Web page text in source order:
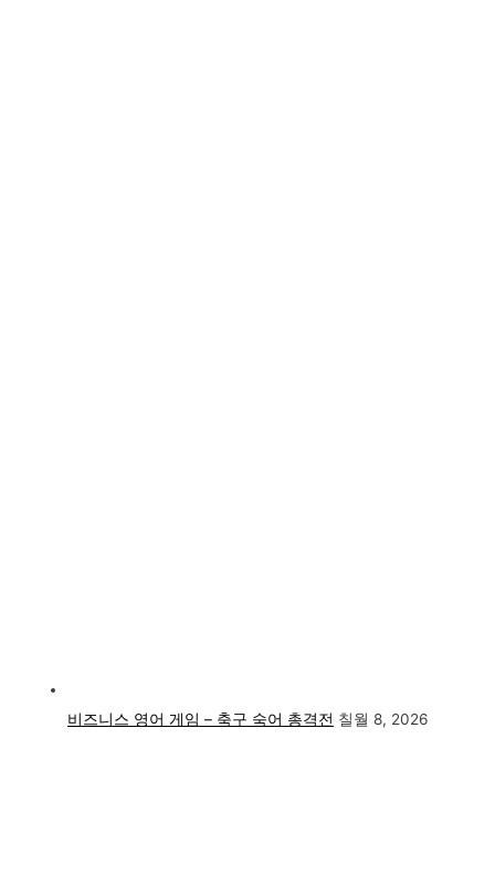
비즈니스 영어 게임 – 축구 숙어 총격전 칠월 8, 2026